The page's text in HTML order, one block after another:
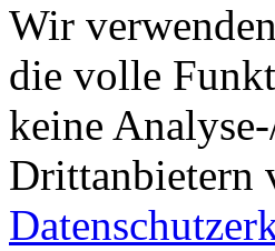
Wir
die volle
keine
Drittanbietern